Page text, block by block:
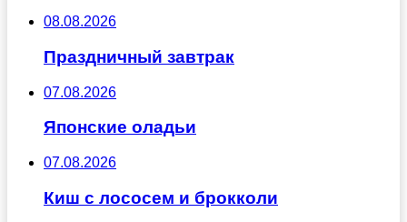
08.08.2026
Праздничный завтрак
07.08.2026
Японские оладьи
07.08.2026
Киш с лососем и брокколи